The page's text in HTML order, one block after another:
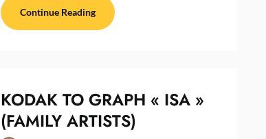
Continue Reading
KODAK TO GRAPH « ISA »
(FAMILY ARTISTS)